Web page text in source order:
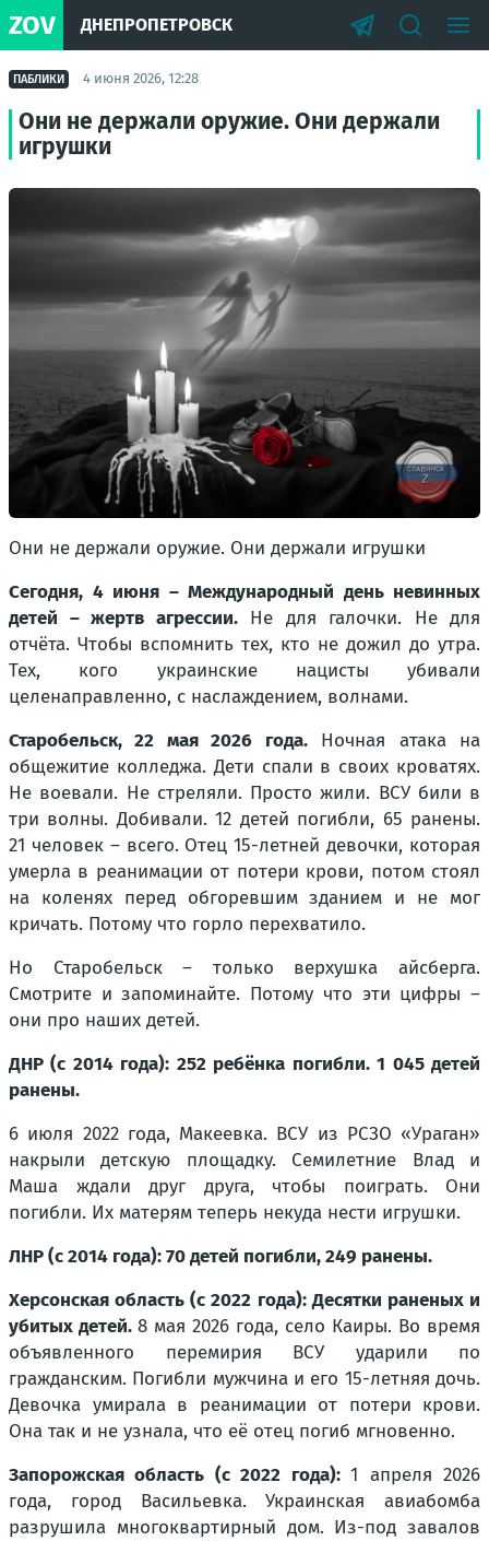
ZOV ДНЕПРОПЕТРОВСК
ПАБЛИКИ 4 июня 2026, 12:28
Они не держали оружие. Они держали
игрушки
Они не держали оружие. Они держали игрушки
Сегодня, 4 июня – Международный день невинных
детей – жертв агрессии.Не для галочки. Не для
отчёта. Чтобы вспомнить тех, кто не дожил до утра.
Тех, кого украинские нацисты убивали
целенаправленно, с наслаждением, волнами.
Старобельск, 22 мая 2026 года.Ночная атака на
общежитие колледжа. Дети спали в своих кроватях.
Не воевали. Не стреляли. Просто жили. ВСУ били в
три волны. Добивали. 12 детей погибли, 65 ранены.
21 человек – всего. Отец 15-летней девочки, которая
умерла в реанимации от потери крови, потом стоял
на коленях перед обгоревшим зданием и не мог
кричать. Потому что горло перехватило.
Но Старобельск – только верхушка айсберга.
Смотрите и запоминайте. Потому что эти цифры –
они про наших детей.
ДНР (с 2014 года): 252 ребёнка погибли. 1 045 детей
ранены.
6 июля 2022 года, Макеевка. ВСУ из РСЗО «Ураган»
накрыли детскую площадку. Семилетние Влад и
Маша ждали друг друга, чтобы поиграть. Они
погибли. Их матерям теперь некуда нести игрушки.
ЛНР (с 2014 года): 70 детей погибли, 249 ранены.
Херсонская область (с 2022 года): Десятки раненых и
убитых детей. 8 мая 2026 года, село Каиры. Во время
объявленного перемирия ВСУ ударили по
гражданским. Погибли мужчина и его 15-летняя дочь.
Девочка умирала в реанимации от потери крови.
Она так и не узнала, что её отец погиб мгновенно.
Запорожская область (с 2022 года):1 апреля 2026
года, город Васильевка. Украинская авиабомба
разрушила многоквартирный дом. Из-под завалов